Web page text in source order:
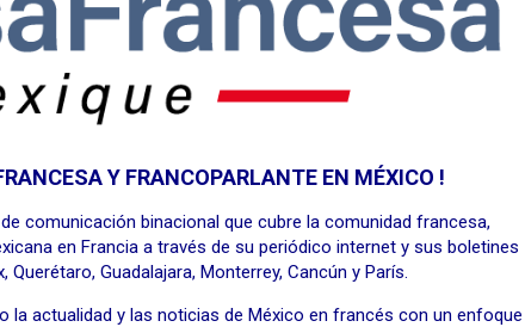
Y FRANCOPARLANTE EN MÉXICO !
comunicación binacional que cubre la comunidad francesa,
en Francia a través de su periódico internet y sus boletines
Guadalajara, Monterrey, Cancún y París.
la actualidad y las noticias de México en francés con un enfoque